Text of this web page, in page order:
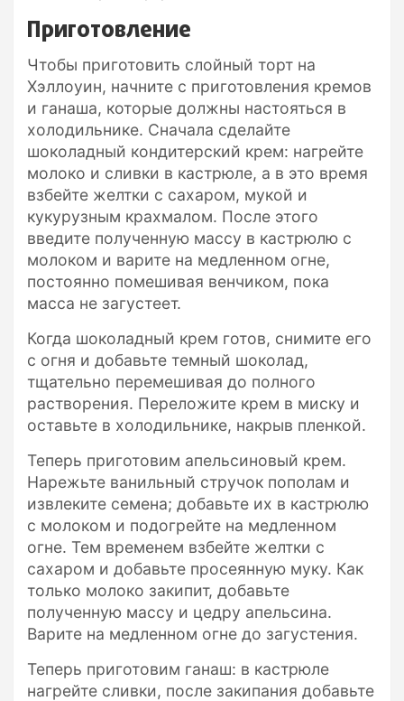
Приготовление
Чтобы приготовить слойный торт на
Хэллоуин, начните с приготовления кремов
и ганаша, которые должны настояться в
холодильнике. Сначала сделайте
шоколадный кондитерский крем: нагрейте
молоко и сливки в кастрюле, а в это время
взбейте желтки с сахаром, мукой и
кукурузным крахмалом. После этого
введите полученную массу в кастрюлю с
молоком и варите на медленном огне,
постоянно помешивая венчиком, пока
масса не загустеет.
Когда шоколадный крем готов, снимите его
с огня и добавьте темный шоколад,
тщательно перемешивая до полного
растворения. Переложите крем в миску и
оставьте в холодильнике, накрыв пленкой.
Теперь приготовим апельсиновый крем.
Нарежьте ванильный стручок пополам и
извлеките семена; добавьте их в кастрюлю
с молоком и подогрейте на медленном
огне. Тем временем взбейте желтки с
сахаром и добавьте просеянную муку. Как
только молоко закипит, добавьте
полученную массу и цедру апельсина.
Варите на медленном огне до загустения.
Теперь приготовим ганаш: в кастрюле
нагрейте сливки, после закипания добавьте